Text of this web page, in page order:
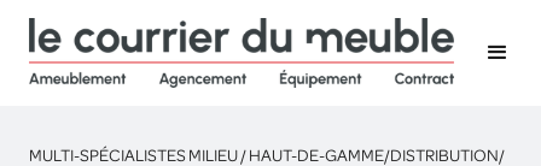
MULTI-SPÉCIALISTES MILIEU / HAUT-DE-GAMME/DISTRIBUTION/